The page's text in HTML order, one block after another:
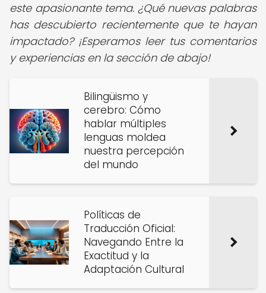
este apasionante tema. ¿Qué nuevas palabras
has descubierto recientemente que te hayan
impactado? ¡Esperamos leer tus comentarios
y experiencias en la sección de abajo!
Bilingüismo y
cerebro: Cómo
hablar múltiples
lenguas moldea
nuestra percepción
del mundo
Políticas de
Traducción Oficial:
Navegando Entre la
Exactitud y la
Adaptación Cultural